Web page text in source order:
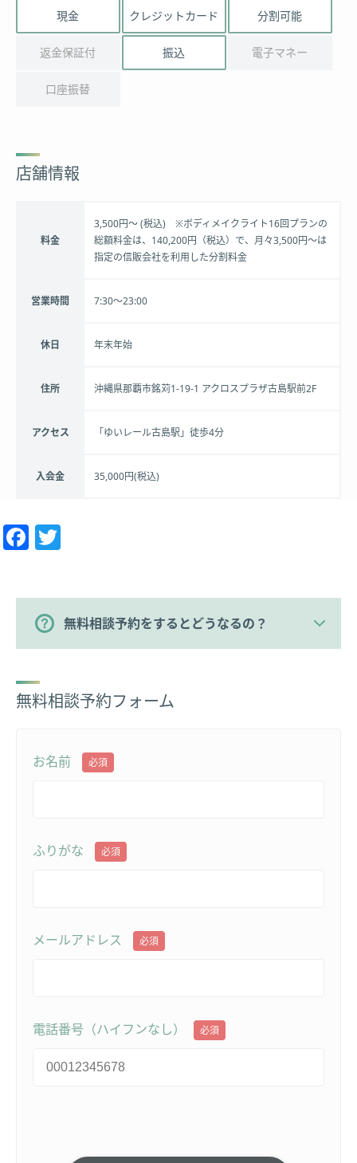
現金 クレジットカード 分割可能
返金保証付 振込 電子マネー
口座振替
店舗情報
料金
3,500円～ (税込) ※ボディメイクライト16回プランの
総額料金は、140,200円（税込）で、月々3,500円～は
指定の信販会社を利用した分割料金
営業時間 7:30～23:00
休日 年末年始
住所 沖縄県那覇市銘苅1-19-1 アクロスプラザ古島駅前2F
アクセス 「ゆいレール古島駅」徒歩4分
入会金 35,000円(税込)
Facebook
無料相談予約をするとどうなるの？
無料相談予約フォーム
お名前 必須
ふりがな 必須
メールアドレス 必須
電話番号（ハイフンなし） 必須